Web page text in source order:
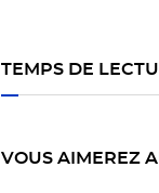
TEMPS DE
VOUS AIMEREZ